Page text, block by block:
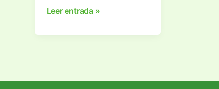
Películas
que
Leer entrada »